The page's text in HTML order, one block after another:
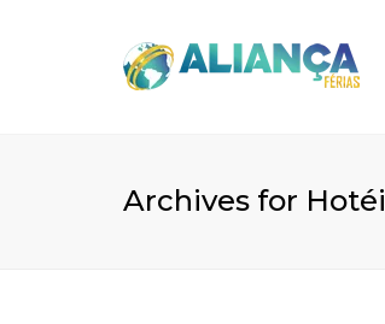
Archives for